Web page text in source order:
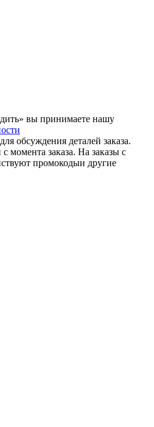
вы принимаете нашу
обсуждения деталей заказа.
момента заказа. На заказы с
промокодыи другие